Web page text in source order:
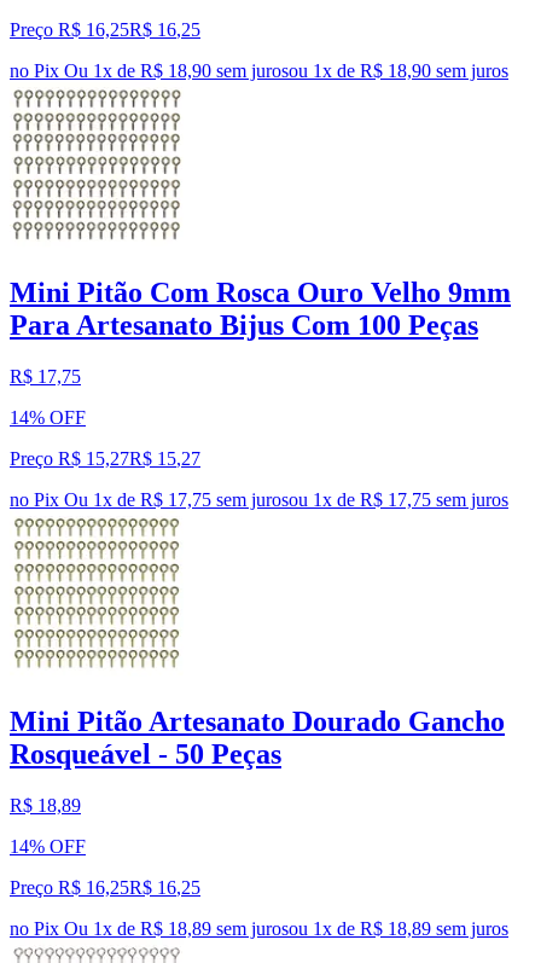
Preço R$ 16,25R$ 16,25
no Pix Ou 1x de R$ 18,90 sem jurosou 1x de R$ 18,90 sem juros
Mini Pitão Com Rosca Ouro Velho 9mm
Para Artesanato Bijus Com 100 Peças
R$ 17,75
14% OFF
Preço R$ 15,27R$ 15,27
no Pix Ou 1x de R$ 17,75 sem jurosou 1x de R$ 17,75 sem juros
Mini Pitão Artesanato Dourado Gancho
Rosqueável - 50 Peças
R$ 18,89
14% OFF
Preço R$ 16,25R$ 16,25
no Pix Ou 1x de R$ 18,89 sem jurosou 1x de R$ 18,89 sem juros